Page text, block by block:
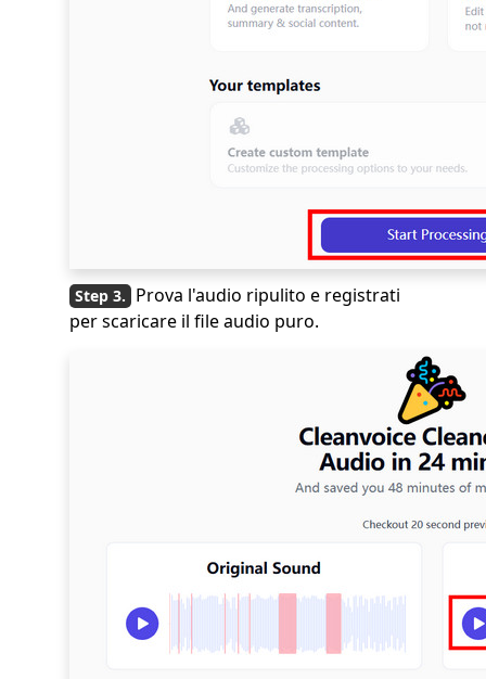
Prova l'audio ripulito e registrati
per scaricare il file audio puro.